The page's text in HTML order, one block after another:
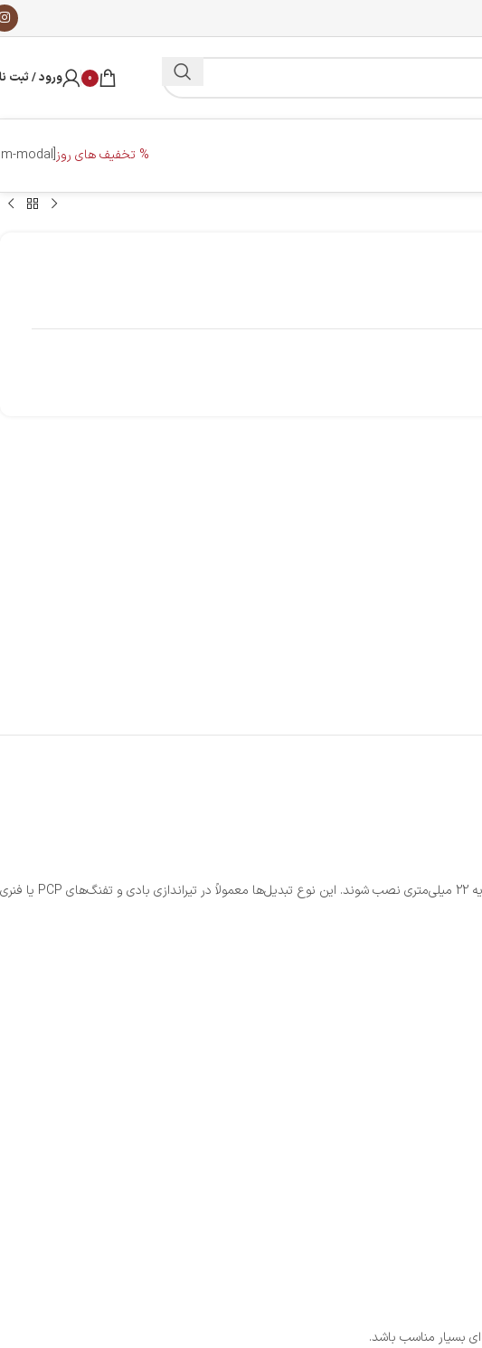
0 ورود / ثبت
% تخفیف های روز[dm-modal]
تبدیل 11 به 22 پایه دوربین کوتاه یک نوع آداپتور است که به شما این امکان را می‌دهد تا دوربین‌هایی که پایه 11 میلی‌متری دارند، روی ریل‌هایی با پایه 22 میلی‌متری نصب شوند. این نوع تبدیل‌ها معمولاً در تیراندازی بادی و تفنگ‌های PCP یا فنری